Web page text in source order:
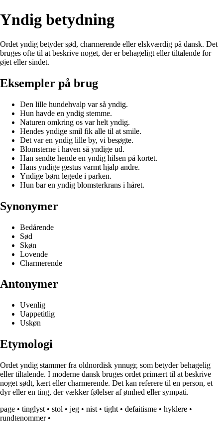
Yndig betydning
Ordet yndig betyder sød, charmerende eller elskværdig på dansk. Det
bruges ofte til at beskrive noget, der er behageligt eller tiltalende for
øjet eller sindet.
Eksempler på brug
Den lille hundehvalp var så yndig.
Hun havde en yndig stemme.
Naturen omkring os var helt yndig.
Hendes yndige smil fik alle til at smile.
Det var en yndig lille by, vi besøgte.
Blomsterne i haven så yndige ud.
Han sendte hende en yndig hilsen på kortet.
Hans yndige gestus varmt hjalp andre.
Yndige børn legede i parken.
Hun bar en yndig blomsterkrans i håret.
Synonymer
Bedårende
Sød
Skøn
Lovende
Charmerende
Antonymer
Uvenlig
Uappetitlig
Uskøn
Etymologi
Ordet yndig stammer fra oldnordisk ynnugr, som betyder behagelig
eller tiltalende. I moderne dansk bruges ordet primært til at beskrive
noget sødt, kært eller charmerende. Det kan referere til en person, et
dyr eller en ting, der vækker følelser af ømhed eller sympati.
page • tinglyst • stol • jeg • nist • tight • defaitisme • hyklere •
rundtenommer•